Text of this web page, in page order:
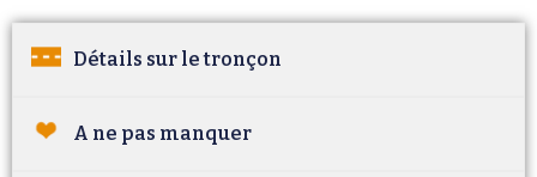
Détails sur le tronçon
A ne pas manquer